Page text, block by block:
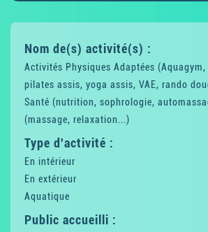
Nom de(s) activité(s) :
Activités Physiques Adaptées
pilates assis, yoga assis, VAE, rando
Santé (nutrition, sophrologie,
(massage, relaxation...)
Type d'activité :
En intérieur
En extérieur
Aquatique
Public accueilli :